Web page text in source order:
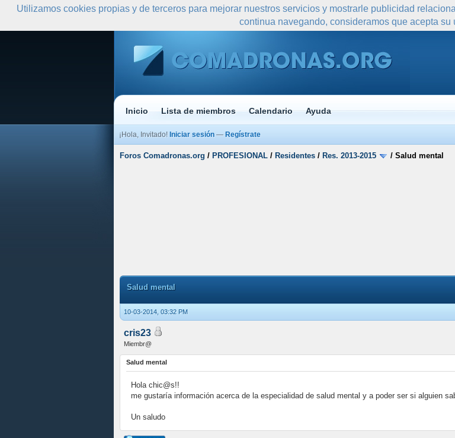
Inicio Lista de miembros Calendario Ayuda
¡Hola, Invitado! Iniciar sesión — Regístrate
Foros Comadronas.org / PROFESIONAL / Residentes / Res. 2013-2015 / Salud mental
Salud mental
10-03-2014, 03:32 PM
cris23
Miembr@
Salud mental
Hola chic@s!!
me gustaría información acerca de la especialidad de salud mental y a poder ser si alguien
Un saludo
Utilizamos cookies propias y de terceros para mejorar nuestros servicios y mostrarle publicidad
continua navegando, consideramos que acepta su